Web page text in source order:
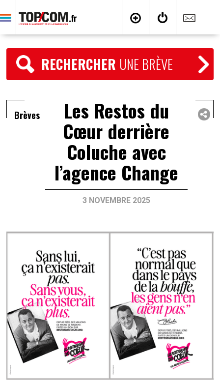
RECHERCHER UNE BRÈVE
Brèves Les Restos du
Cœur derrière
Coluche avec
l’agence Change
3 NOVEMBRE 2025